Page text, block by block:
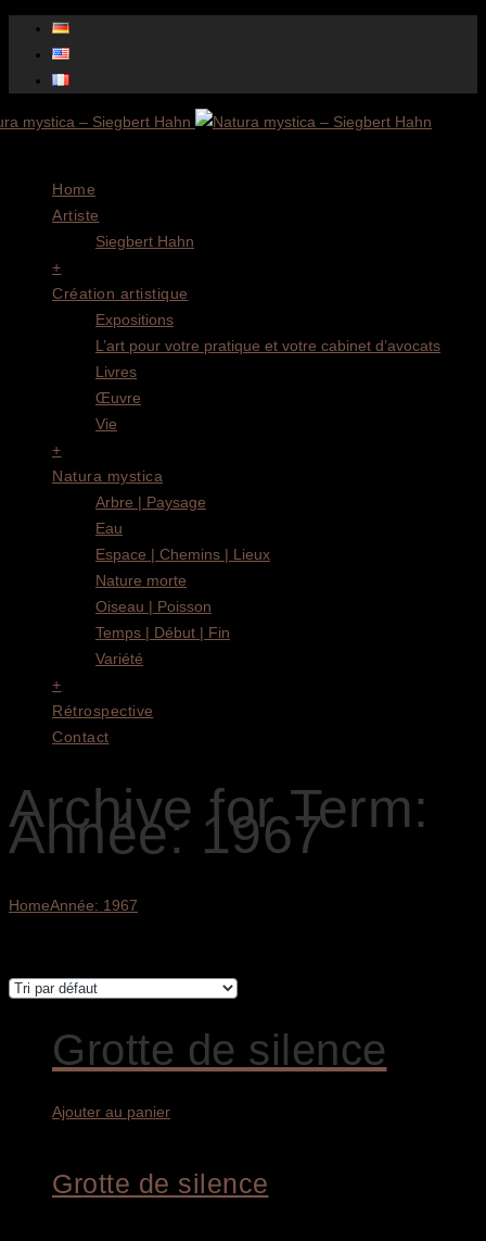
Home
Artiste
Siegbert Hahn
+
Création artistique
Expositions
L’art pour votre pratique et votre cabinet d’avocats
Livres
Œuvre
Vie
+
Natura mystica
Arbre | Paysage
Eau
Espace | Chemins | Lieux
Nature morte
Oiseau | Poisson
Temps | Début | Fin
Variété
+
Rétrospective
Contact
Archive for Term:
Année: 1967
HomeAnnée: 1967
Grotte de silence
Ajouter au panier
Grotte de silence